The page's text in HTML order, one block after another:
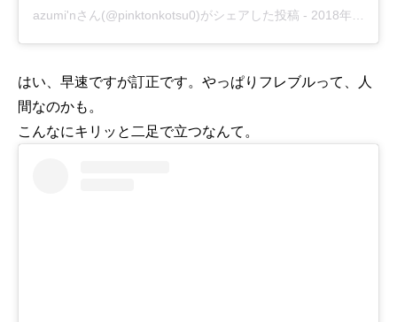
azumi'nさん(@pinktonkotsu0)がシェアした投稿 - 2018年 7月月4日午後7時49分PDT
はい、早速ですが訂正です。やっぱりフレブルって、人
間なのかも。
こんなにキリッと二足で立つなんて。